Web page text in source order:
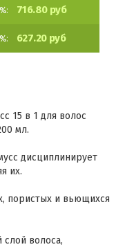
716.80 руб
627.20 руб
15 в 1 для волос
мл.
дисциплинирует
их.
пористых и вьющихся
слой волоса,